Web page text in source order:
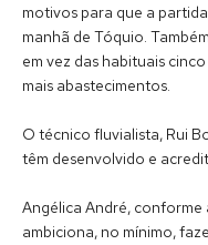
motivos para que a
manhã de Tóquio.
em vez das habituais
mais abastecimentos.
O técnico fluvialista, Rui
têm desenvolvido e
Angélica André, conforme
ambiciona, no mínimo,